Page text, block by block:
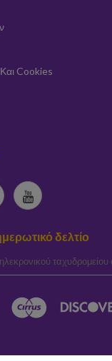
Cookies
δελτίο